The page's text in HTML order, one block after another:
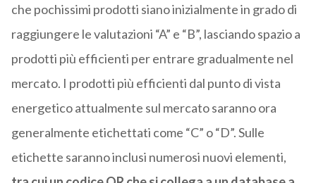
che pochissimi prodotti siano inizialmente in grado di
raggiungere le valutazioni “A” e “B”, lasciando spazio a
prodotti più efficienti per entrare gradualmente nel
mercato. I prodotti più efficienti dal punto di vista
energetico attualmente sul mercato saranno ora
generalmente etichettati come “C” o “D”. Sulle
etichette saranno inclusi numerosi nuovi elementi,